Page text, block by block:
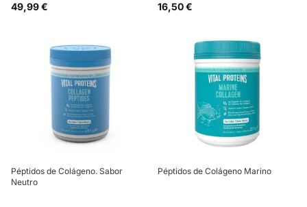
49,99 € 16,50 €
Péptidos de Colágeno. Sabor
Neutro
Péptidos de Colágeno Marino